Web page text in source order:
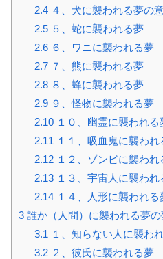
2.4４、犬に襲われる夢の
2.5５、蛇に襲われる夢
2.6６、ワニに襲われる夢
2.7７、熊に襲われる夢
2.8８、蜂に襲われる夢
2.9９、怪物に襲われる夢
2.10１０、幽霊に襲われる
2.11 １１、吸血鬼に襲われ
2.12１２、ゾンビに襲われ
2.13１３、宇宙人に襲われ
2.14１４、人形に襲われる
3 誰か（人間）に襲われる夢の
3.1 １、知らない人に襲わ
3.2２、彼氏に襲われる夢